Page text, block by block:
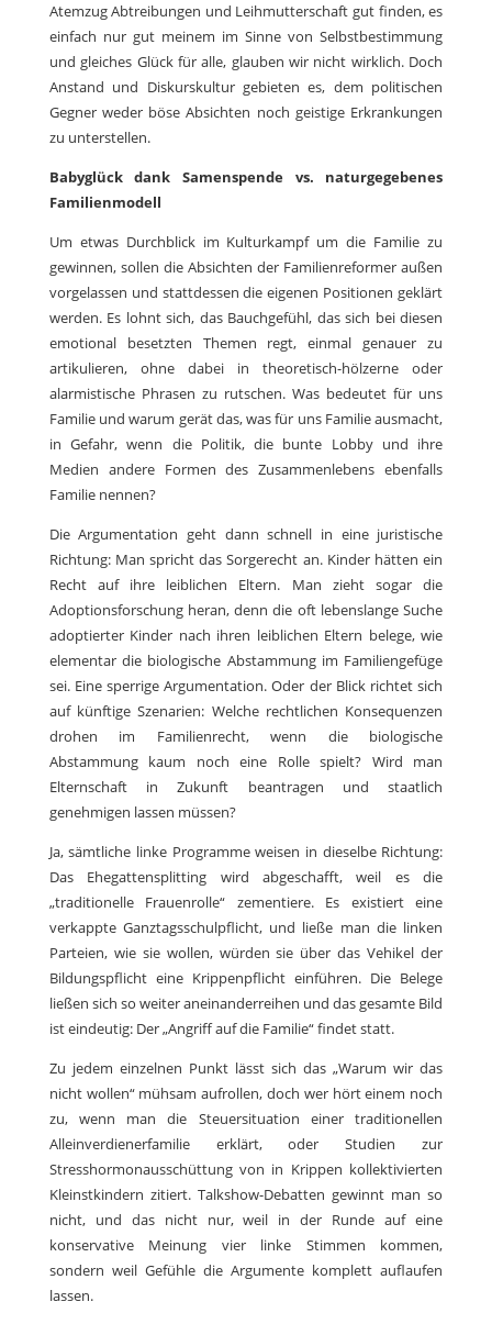
Atemzug Abtreibungen und Leihmutterschaft gut finden, es
einfach nur gut meinem im Sinne von Selbstbestimmung
und gleiches Glück für alle, glauben wir nicht wirklich. Doch
Anstand und Diskurskultur gebieten es, dem politischen
Gegner weder böse Absichten noch geistige Erkrankungen
zu unterstellen.
Babyglück dank Samenspende vs. naturgegebenes
Familienmodell
Um etwas Durchblick im Kulturkampf um die Familie zu
gewinnen, sollen die Absichten der Familienreformer außen
vorgelassen und stattdessen die eigenen Positionen geklärt
werden. Es lohnt sich, das Bauchgefühl, das sich bei diesen
emotional besetzten Themen regt, einmal genauer zu
artikulieren, ohne dabei in theoretisch-hölzerne oder
alarmistische Phrasen zu rutschen. Was bedeutet für uns
Familie und warum gerät das, was für uns Familie ausmacht,
in Gefahr, wenn die Politik, die bunte Lobby und ihre
Medien andere Formen des Zusammenlebens ebenfalls
Familie nennen?
Die Argumentation geht dann schnell in eine juristische
Richtung: Man spricht das Sorgerecht an. Kinder hätten ein
Recht auf ihre leiblichen Eltern. Man zieht sogar die
Adoptionsforschung heran, denn die oft lebenslange Suche
adoptierter Kinder nach ihren leiblichen Eltern belege, wie
elementar die biologische Abstammung im Familiengefüge
sei. Eine sperrige Argumentation. Oder der Blick richtet sich
auf künftige Szenarien: Welche rechtlichen Konsequenzen
drohen im Familienrecht, wenn die biologische
Abstammung kaum noch eine Rolle spielt? Wird man
Elternschaft in Zukunft beantragen und staatlich
genehmigen lassen müssen?
Ja, sämtliche linke Programme weisen in dieselbe Richtung:
Das Ehegattensplitting wird abgeschafft, weil es die
„traditionelle Frauenrolle“ zementiere. Es existiert eine
verkappte Ganztagsschulpflicht, und ließe man die linken
Parteien, wie sie wollen, würden sie über das Vehikel der
Bildungspflicht eine Krippenpflicht einführen. Die Belege
ließen sich so weiter aneinanderreihen und das gesamte Bild
ist eindeutig: Der „Angriff auf die Familie“ findet statt.
Zu jedem einzelnen Punkt lässt sich das „Warum wir das
nicht wollen“ mühsam aufrollen, doch wer hört einem noch
zu, wenn man die Steuersituation einer traditionellen
Alleinverdienerfamilie erklärt, oder Studien zur
Stresshormonausschüttung von in Krippen kollektivierten
Kleinstkindern zitiert. Talkshow-Debatten gewinnt man so
nicht, und das nicht nur, weil in der Runde auf eine
konservative Meinung vier linke Stimmen kommen,
sondern weil Gefühle die Argumente komplett auflaufen
lassen.